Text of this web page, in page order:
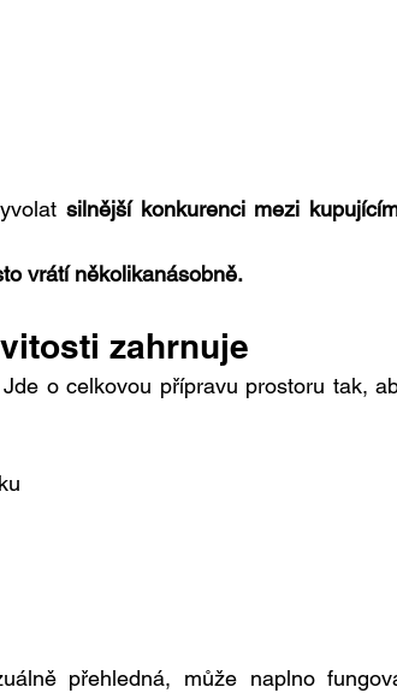
silnější konkurenci mezi
vrátí několikanásobně.
zahrnuje
o celkovou přípravu prostoru tak,
přehledná, může naplno